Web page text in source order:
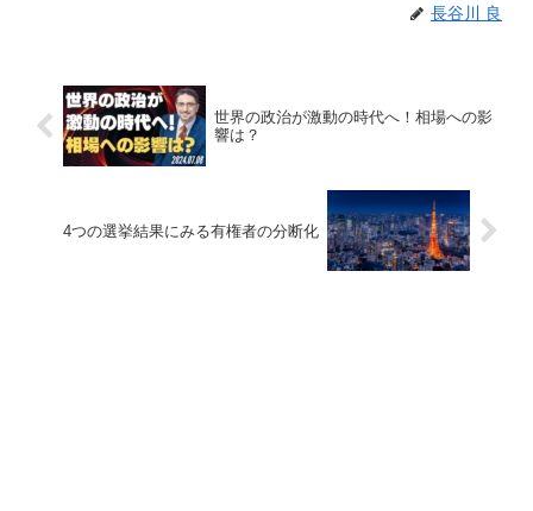
長谷川 良
世界の政治が激動の時代へ！相場への影
響は？
4つの選挙結果にみる有権者の分断化